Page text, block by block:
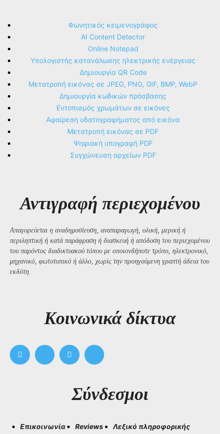
Φωνητικός κειμενογράφος
AI Content Detector
Online Notepad
Υπολογιστής κατανάλωσης ηλεκτρικής ενέργειας
Δημιουργία QR Code
Μετατροπή εικόνας σε JPEG, PNG, GIF, BMP, WebP
Δημιουργία κωδικών πρόσβασης
Εντοπισμός χρωμάτων σε εικόνες
Αφαίρεση υδατογραφήματος από εικόνα
Μετατροπή εικόνας σε PDF
Ψηφιακή υπογραφή PDF
Συγχώνευση αρχείων PDF
Αντιγραφή περιεχομένου
Απαγορεύεται η αναδημοσίευση, αναπαραγωγή, ολική, μερική ή
περιληπτική ή κατά παράφραση ή διασκευή ή απόδοση του περιεχομένου
του παρόντος διαδικτυακού τόπου με οποιονδήποτε τρόπο, ηλεκτρονικό,
μηχανικό, φωτοτυπικό ή άλλο, χωρίς την προηγούμενη γραπτή άδεια του
εκδότη.
Kοινωνικά δίκτυα
Σύνδεσμοι
Επικοινωνία Reviews
Λεξικό πληροφορικής